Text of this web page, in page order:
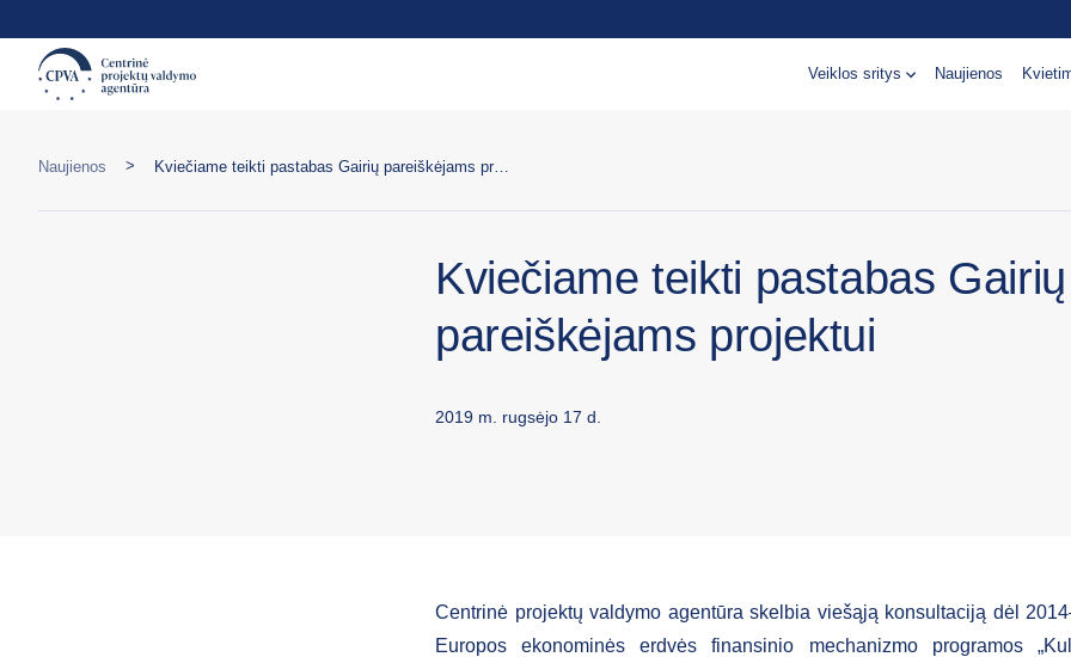
Veiklos sritys Naujienos
Naujienos > Kviečiame teikti pastabas Gairių pareiškėjams projektui
Kviečiame teikti pastabas Gairių
pareiškėjams projektui
2019 m. rugsėjo 17 d.
Centrinė projektų valdymo agentūra skelbia viešąją konsultaciją dėl
Europos ekonominės erdvės finansinio mechanizmo programos